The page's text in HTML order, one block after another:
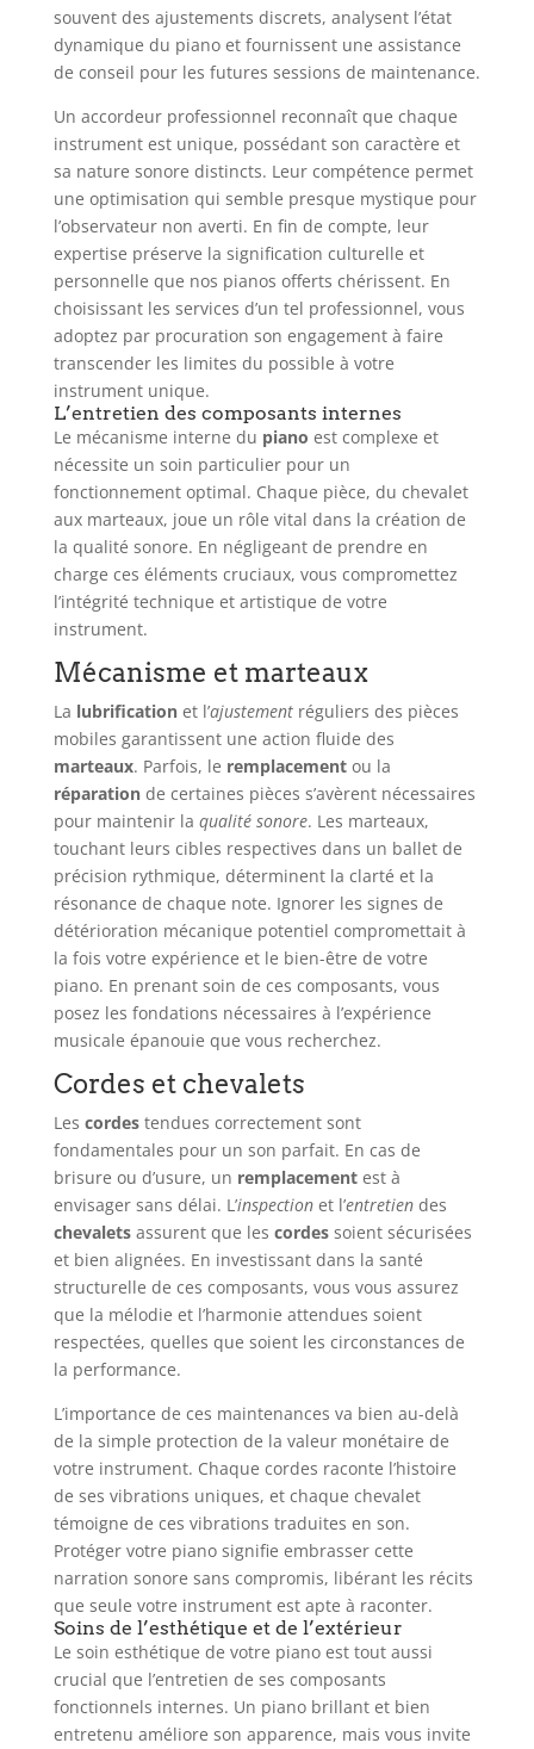
souvent des ajustements discrets, analysent l’état
dynamique du piano et fournissent une assistance
de conseil pour les futures sessions de maintenance.
Un accordeur professionnel reconnaît que chaque
instrument est unique, possédant son caractère et
sa nature sonore distincts. Leur compétence permet
une optimisation qui semble presque mystique pour
l’observateur non averti. En fin de compte, leur
expertise préserve la signification culturelle et
personnelle que nos pianos offerts chérissent. En
choisissant les services d’un tel professionnel, vous
adoptez par procuration son engagement à faire
transcender les limites du possible à votre
instrument unique.
L’entretien des composants internes
Le mécanisme interne du piano est complexe et
nécessite un soin particulier pour un
fonctionnement optimal. Chaque pièce, du chevalet
aux marteaux, joue un rôle vital dans la création de
la qualité sonore. En négligeant de prendre en
charge ces éléments cruciaux, vous compromettez
l’intégrité technique et artistique de votre
instrument.
Mécanisme et marteaux
La lubrificationet l’ajustementréguliers des pièces
mobiles garantissent une action fluide des
marteaux. Parfois, le remplacementou la
réparationde certaines pièces s’avèrent nécessaires
pour maintenir la qualité sonore. Les marteaux,
touchant leurs cibles respectives dans un ballet de
précision rythmique, déterminent la clarté et la
résonance de chaque note. Ignorer les signes de
détérioration mécanique potentiel compromettait à
la fois votre expérience et le bien-être de votre
piano. En prenant soin de ces composants, vous
posez les fondations nécessaires à l’expérience
musicale épanouie que vous recherchez.
Cordes et chevalets
Les cordestendues correctement sont
fondamentales pour un son parfait. En cas de
brisure ou d’usure, un remplacementest à
envisager sans délai. L’inspectionet l’entretiendes
chevaletsassurent que les cordessoient sécurisées
et bien alignées. En investissant dans la santé
structurelle de ces composants, vous vous assurez
que la mélodie et l’harmonie attendues soient
respectées, quelles que soient les circonstances de
la performance.
L’importance de ces maintenances va bien au-delà
de la simple protection de la valeur monétaire de
votre instrument. Chaque cordes raconte l’histoire
de ses vibrations uniques, et chaque chevalet
témoigne de ces vibrations traduites en son.
Protéger votre piano signifie embrasser cette
narration sonore sans compromis, libérant les récits
que seule votre instrument est apte à raconter.
Soins de l’esthétique et de l’extérieur
Le soin esthétique de votre piano est tout aussi
crucial que l’entretien de ses composants
fonctionnels internes. Un piano brillant et bien
entretenu améliore son apparence, mais vous invite